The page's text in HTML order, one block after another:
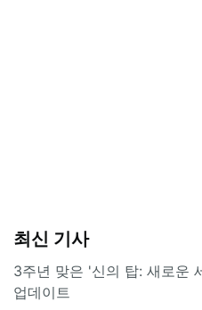
최신 기사
3주년 맞은 '신의 탑: 새로운
업데이트